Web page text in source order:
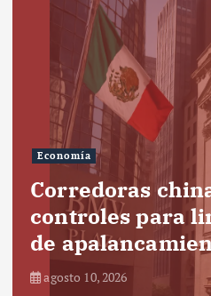
Economía
Corredoras
controles para
de
agosto 10, 2026